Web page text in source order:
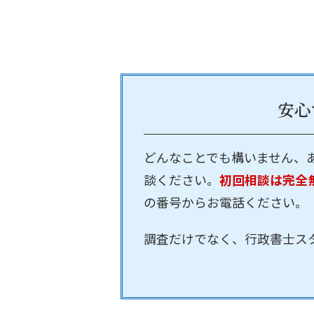
安
どんなことでも構いません
談ください。初回相談は完全
の番号からお電話ください。
調査だけでなく、行政書士